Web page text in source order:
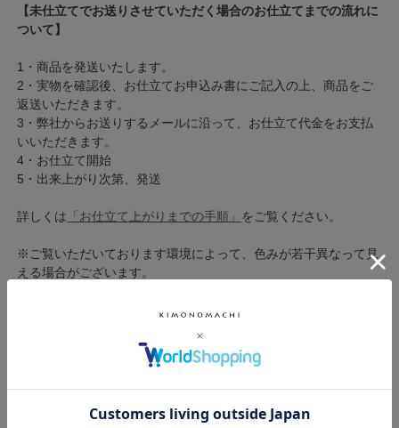
【未仕立てでお送りさせていただく場合のお仕立てまでの流れに
ついて】
1・商品を発送いたします。
2・実物を確認後、お仕立てお申込み書にご記入の上、商品をご
返送いただきます。
3・弊社からお送りするメールに沿って、お仕立て代金をお支払
いいただきます。
4・お仕立て開始
5・出来上がり次第、発送
詳しくは 「お仕立て上がりまでの手順」 をご覧ください。
※ご覧いただいております環境によって、色みが若干異なって見
える場合がございます。
※生地の裁断によって、柄の出方が多少異なる場合がございま
◇色柄違いございます◇